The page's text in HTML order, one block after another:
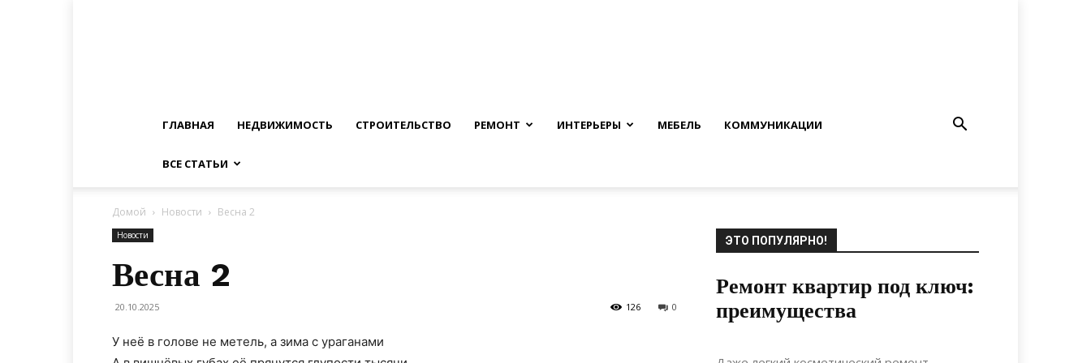
ГЛАВНАЯ НЕДВИЖИМОСТЬ СТРОИТЕЛЬСТВО РЕМОНТ ИНТЕРЬЕРЫ МЕБЕЛЬ КОММУНИКАЦИИ
ВСЕ СТАТЬИ
Домой Новости Весна 2
Новости
Весна 2
20.10.2025 0
126
У неё в голове не метель, а зима с ураганами
ЭТО ПОПУЛЯРНО!
Ремонт квартир под ключ:
преимущества
05.07.2021